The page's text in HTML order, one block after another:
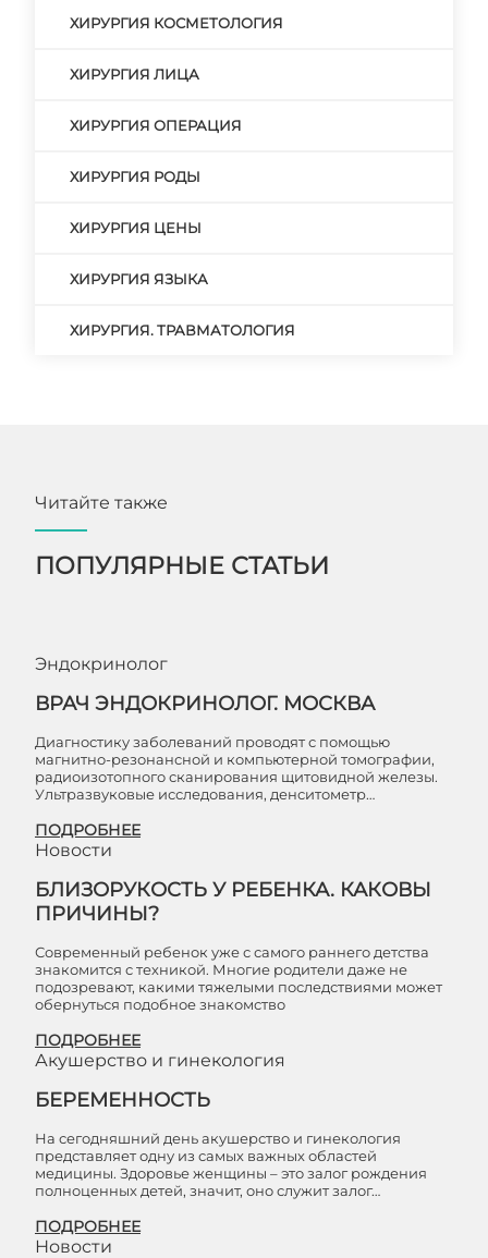
ХИРУРГИЯ КОСМЕТОЛОГИЯ
ХИРУРГИЯ ЛИЦА
ХИРУРГИЯ ОПЕРАЦИЯ
ХИРУРГИЯ РОДЫ
ХИРУРГИЯ ЦЕНЫ
ХИРУРГИЯ ЯЗЫКА
ХИРУРГИЯ. ТРАВМАТОЛОГИЯ
Читайте также
ПОПУЛЯРНЫЕ СТАТЬИ
Эндокринолог
ВРАЧ ЭНДОКРИНОЛОГ. МОСКВА
Диагностику заболеваний проводят с помощью
магнитно-резонансной и компьютерной томографии,
радиоизотопного сканирования щитовидной железы.
Ультразвуковые исследования, денситометр…
ПОДРОБНЕЕ
Новости
БЛИЗОРУКОСТЬ У РЕБЕНКА. КАКОВЫ
ПРИЧИНЫ?
Современный ребенок уже с самого раннего детства
знакомится с техникой. Многие родители даже не
подозревают, какими тяжелыми последствиями может
обернуться подобное знакомство
ПОДРОБНЕЕ
Акушерство и гинекология
БЕРЕМЕННОСТЬ
На сегодняшний день акушерство и гинекология
представляет одну из самых важных областей
медицины. Здоровье женщины – это залог рождения
полноценных детей, значит, оно служит залог…
ПОДРОБНЕЕ
Новости